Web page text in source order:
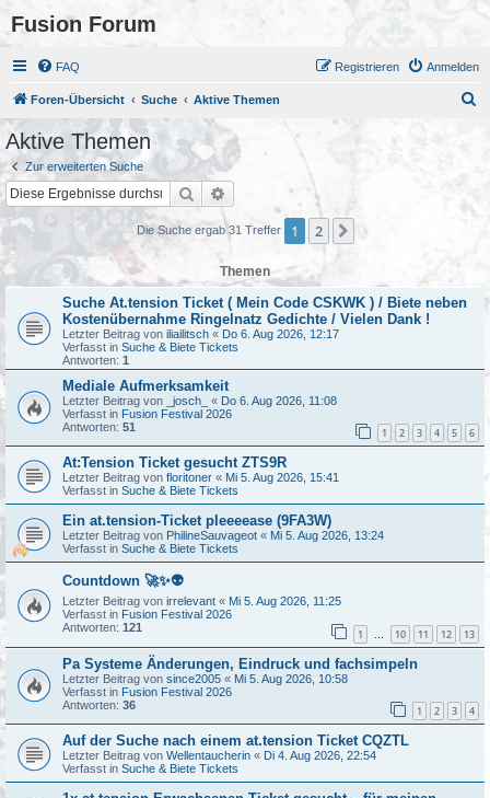
Fusion Forum
FAQ Anmelden
Registrieren
Foren-Übersicht Suche Aktive Themen
Aktive Themen
Zur erweiterten Suche
Suche Erweiterte Suche
Die Suche ergab 31 Treffer 1 2 Nächste
Themen
Suche At.tension Ticket ( Mein Code CSKWK ) / Biete neben
Kostenübernahme Ringelnatz Gedichte / Vielen Dank !
Letzter Beitrag von iliailitsch « Do 6. Aug 2026, 12:17
Verfasst in Suche & Biete Tickets
Antworten: 1
Mediale Aufmerksamkeit
Letzter Beitrag von _josch_ « Do 6. Aug 2026, 11:08
Verfasst in Fusion Festival 2026
Antworten: 51 1 2 3 4 5 6
At:Tension Ticket gesucht ZTS9R
Letzter Beitrag von floritoner « Mi 5. Aug 2026, 15:41
Verfasst in Suche & Biete Tickets
Ein at.tension-Ticket pleeeease (9FA3W)
Letzter Beitrag von PhilineSauvageot « Mi 5. Aug 2026, 13:24
Verfasst in Suche & Biete Tickets
Countdown 🚀✨👽
Letzter Beitrag von irrelevant « Mi 5. Aug 2026, 11:25
Verfasst in Fusion Festival 2026
Antworten: 121 1 … 10 11 12 13
Pa Systeme Änderungen, Eindruck und fachsimpeln
Letzter Beitrag von since2005 « Mi 5. Aug 2026, 10:58
Verfasst in Fusion Festival 2026
Antworten: 36 1 2 3 4
Auf der Suche nach einem at.tension Ticket CQZTL
Letzter Beitrag von Wellentaucherin « Di 4. Aug 2026, 22:54
Verfasst in Suche & Biete Tickets